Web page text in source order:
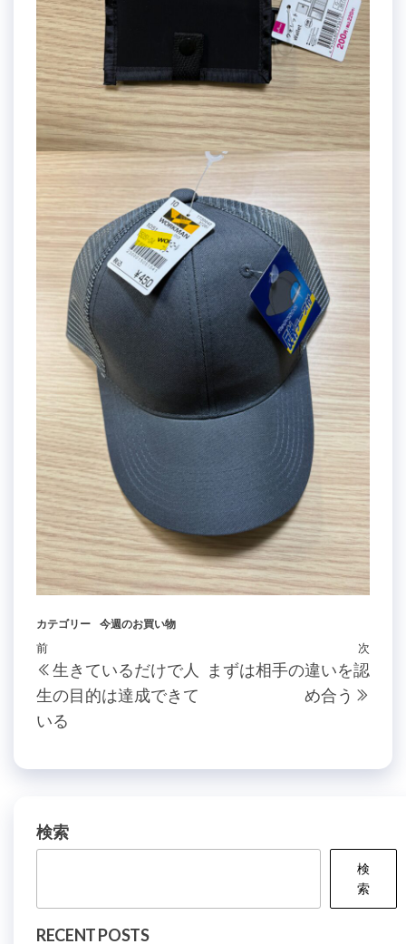
カテゴリー 今週のお買い物
投
稿
ナ
ゲ
シ
ョ
過
去
の
投
前
生きているだけで人
生の目的は達成できて
いる
次
の
次
まずは相手の違いを認
め合う
検索
検
索
RECENT POSTS